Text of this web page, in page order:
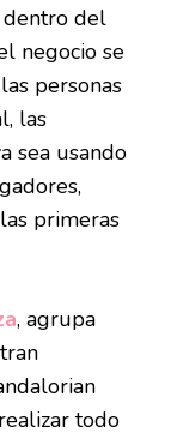
dentro del
negocio se
personas
las
sea usando
primeras
, agrupa
todo